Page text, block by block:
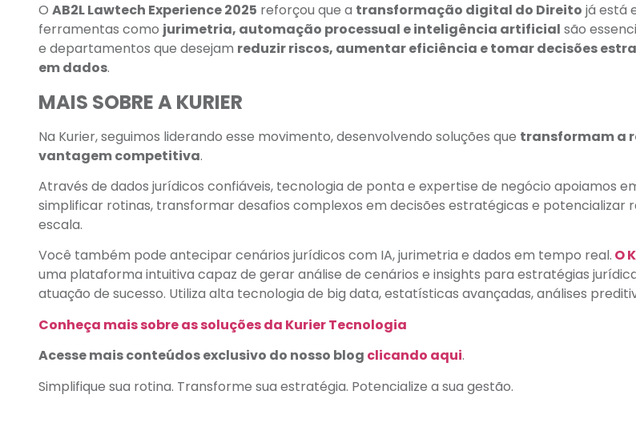
O AB2L Lawtech Experience 2025 reforçou que a transformação digital do Direito já está
ferramentas como jurimetria, automação processual e inteligência artificial são
e departamentos que desejam reduzir riscos, aumentar eficiência e tomar decisões
em dados.
MAIS SOBRE A KURIER
Na Kurier, seguimos liderando esse movimento, desenvolvendo soluções que transformam a
vantagem competitiva.
Através de dados jurídicos confiáveis, tecnologia de ponta e expertise de negócio apoiamos
simplificar rotinas, transformar desafios complexos em decisões estratégicas e potencializar
escala.
Você também pode antecipar cenários jurídicos com IA, jurimetria e dados em tempo real. O
uma plataforma intuitiva capaz de gerar análise de cenários e insights para estratégias
atuação de sucesso. Utiliza alta tecnologia de big data, estatísticas avançadas, análises
Conheça mais sobre as soluções da Kurier Tecnologia
Acesse mais conteúdos exclusivo do nosso blog clicando aqui.
Simplifique sua rotina. Transforme sua estratégia. Potencialize a sua gestão.